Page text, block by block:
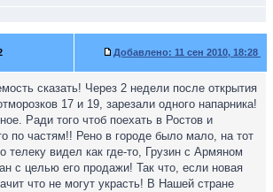
Добавлено: 11 сен 2010, 18:28
сказать! Через 2 недели после открытия
17 и 19, зарезали одного напарника!
Ради того чтоб поехать в Ростов и
по частям!! Рено в городе было мало, на тот
телеку видел как где-то, Грузин с Армяном
с целью его продажи! Так что, если новая
что не могут украсть! В Нашей стране